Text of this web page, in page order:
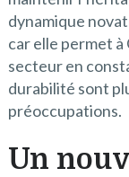
dynamique
car elle permet
secteur en
durabilité sont
préoccupations.
Un